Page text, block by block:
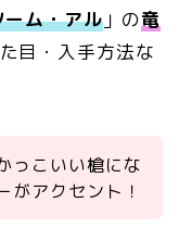
ム・アル」の竜
目・入手方法な
っこいい槍にな
がアクセント！